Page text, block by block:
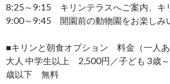
8:25～9:15 キリンテラスへご案内、キ
9:00～9:45 開園前の動物園をお楽しみ
■キリンと朝食オプション 料金（一人あ
大人 中学生以上 2,500円／子ども 3歳
歳以下 無料